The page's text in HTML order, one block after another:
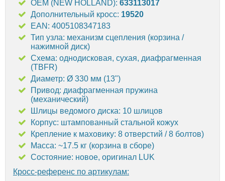
OEM (NEW HOLLAND): 633113017
Дополнительный кросс: 19520
EAN: 4005108347183
Тип узла: механизм сцепления (корзина /
нажимной диск)
Схема: однодисковая, сухая, диафрагменная
(TBFR)
Диаметр: Ø 330 мм (13")
Привод: диафрагменная пружина
(механический)
Шлицы ведомого диска: 10 шлицов
Корпус: штампованный стальной кожух
Крепление к маховику: 8 отверстий / 8 болтов)
Масса: ~17.5 кг (корзина в сборе)
Состояние: новое, оригинал LUK
Кросс-референс по артикулам: